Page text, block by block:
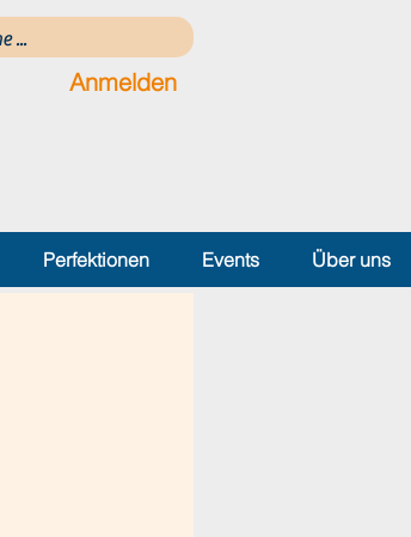
Anmelden
Perfektionen Events Über uns